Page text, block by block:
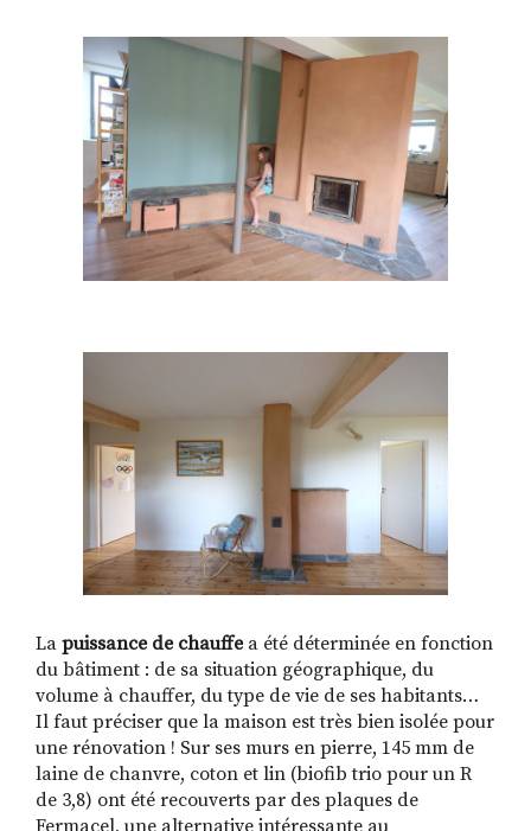
La puissance de chauffe a été déterminée en fonction
du bâtiment : de sa situation géographique, du
volume à chauffer, du type de vie de ses habitants…
Il faut préciser que la maison est très bien isolée pour
une rénovation ! Sur ses murs en pierre, 145 mm de
laine de chanvre, coton et lin (biofib trio pour un R
de 3,8) ont été recouverts par des plaques de
Fermacel, une alternative intéressante au